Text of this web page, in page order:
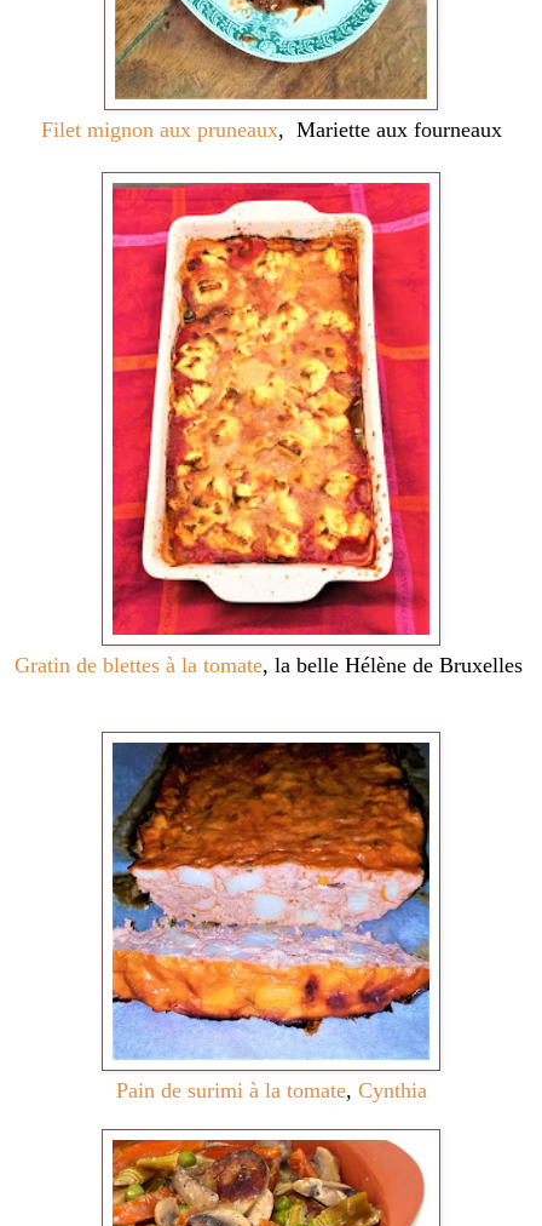
Filet mignon aux pruneaux, Mariette aux fourneaux
Gratin de blettes à la tomate, la belle Hélène de Bruxelles
Pain de surimi à la tomate, Cynthia